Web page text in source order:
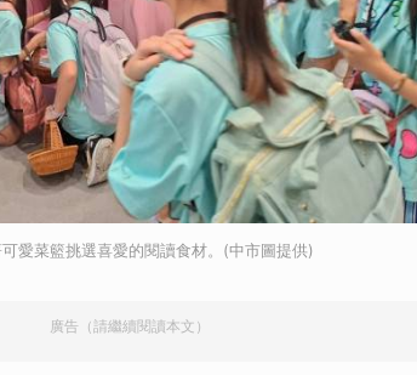
愛菜籃挑選喜愛的閱讀食材。(中市圖提供)
廣告（請繼續閱讀本文）